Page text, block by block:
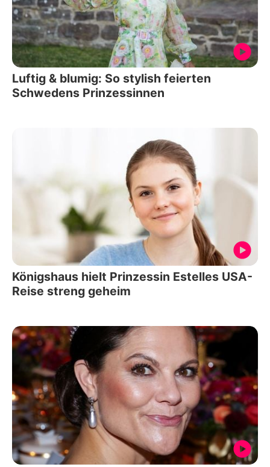
Luftig & blumig: So stylish feierten
Schwedens Prinzessinnen
Königshaus hielt Prinzessin Estelles USA-
Reise streng geheim